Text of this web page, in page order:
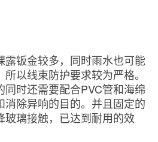
露钣金较多，同时雨水也可能
以线束防护要求较为严格。
同时还需要配合PVC管和海绵
消除异响的目的。并且固定的
玻璃接触，已达到耐用的效